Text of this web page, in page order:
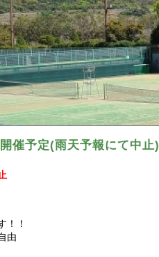
催予定(雨天予報にて中止)
！！
由